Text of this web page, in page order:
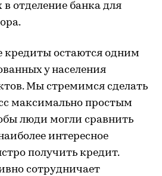
отделение банка для
кредиты остаются одним
у населения
Мы стремимся сделать
максимально простым
люди могли сравнить
интересное
получить кредит.
сотрудничает